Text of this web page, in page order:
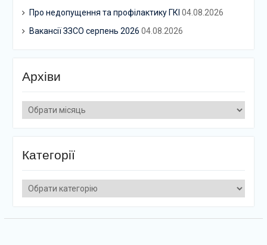
Про недопущення та профілактику ГКІ 04.08.2026
Вакансії ЗЗСО серпень 2026 04.08.2026
Архіви
Архіви
Категорії
Категорії